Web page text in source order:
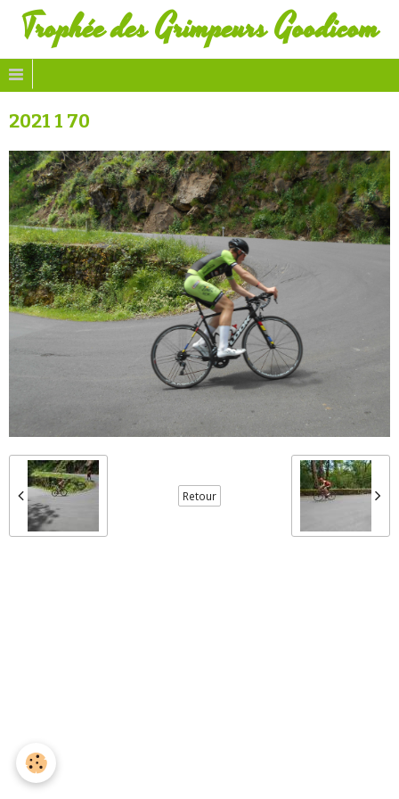
Trophée des Grimpeurs Goodicom
2021 1 70
Retour